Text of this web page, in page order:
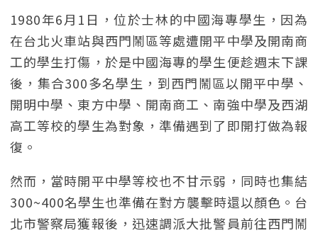
1980年6月1日，位於士林的中國海專學生，因為
在台北火車站與西門鬧區等處遭開平中學及開南商
工的學生打傷，於是中國海專的學生便趁週末下課
後，集合300多名學生，到西門鬧區以開平中學、
開明中學、東方中學、開南商工、南強中學及西湖
高工等校的學生為對象，準備遇到了即開打做為報
復。
然而，當時開平中學等校也不甘示弱，同時也集結
300~400名學生也準備在對方襲擊時還以顏色。台
北市警察局獲報後，迅速調派大批警員前往西門鬧